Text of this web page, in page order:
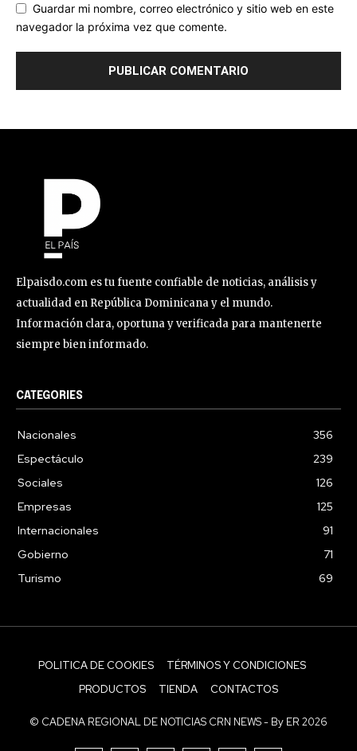
Guardar mi nombre, correo electrónico y sitio web en este
navegador la próxima vez que comente.
Elpaisdo.com es tu fuente confiable de noticias, análisis y
actualidad en República Dominicana y el mundo.
Información clara, oportuna y verificada para mantenerte
siempre bien informado.
CATEGORIES
Nacionales
356
Espectáculo
239
Sociales
126
Empresas
125
Internacionales
91
Gobierno
71
Turismo
69
POLITICA DE COOKIES
TÉRMINOS Y CONDICIONES
PRODUCTOS
TIENDA CONTACTOS
© CADENA REGIONAL DE NOTICIAS CRN NEWS - By ER 2026